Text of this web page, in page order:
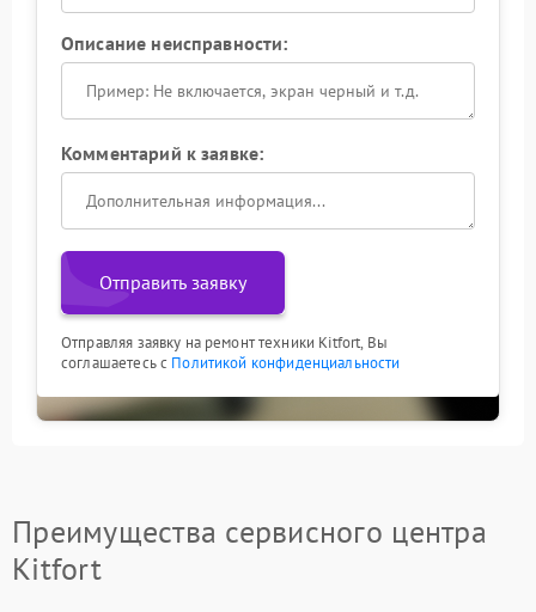
Описание неисправности:
Комментарий к заявке:
Отправить заявку
Отправляя заявку на ремонт техники Kitfort, Вы
соглашаетесь с Политикой конфиденциальности
Преимущества сервисного центра
Kitfort